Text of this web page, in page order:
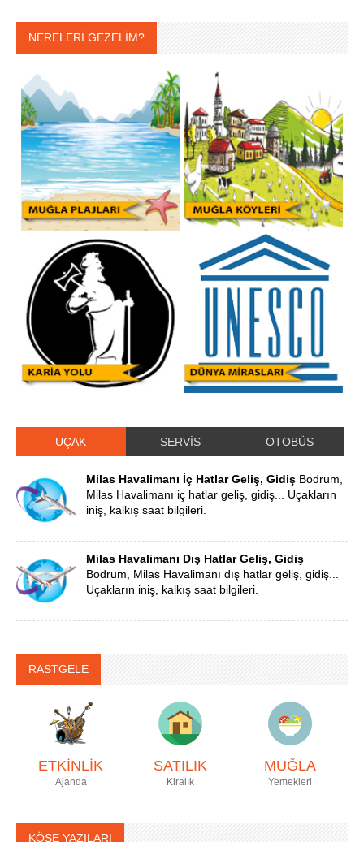
NERELERİ GEZELİM?
UÇAK SERVİS OTOBÜS
Milas Havalimanı İç Hatlar Geliş, Gidiş Bodrum,
Milas Havalimanı iç hatlar geliş, gidiş... Uçakların
iniş, kalkış saat bilgileri.
Milas Havalimanı Dış Hatlar Geliş, Gidiş
Bodrum, Milas Havalimanı dış hatlar geliş, gidiş...
Uçakların iniş, kalkış saat bilgileri.
RASTGELE
ETKİNLİK
Ajanda
SATILIK
Kiralık
MUĞLA
Yemekleri
KÖŞE YAZILARI